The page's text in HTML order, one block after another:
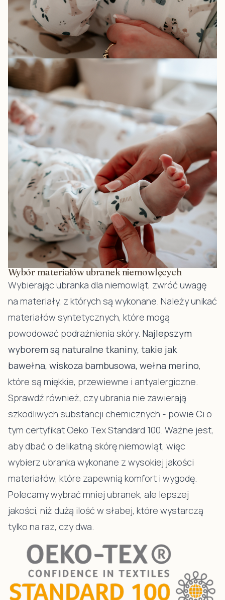
Wybór materiałów ubranek niemowlęcych
Wybierając ubranka dla niemowląt, zwróć uwagę
na materiały, z których są wykonane. Należy unikać
materiałów syntetycznych, które mogą
powodować podrażnienia skóry. Najlepszym
wyborem są naturalne tkaniny, takie jak
bawełna, wiskoza bambusowa, wełna merino,
które są miękkie, przewiewne i antyalergiczne.
Sprawdź również, czy ubrania nie zawierają
szkodliwych substancji chemicznych - powie Ci o
tym certyfikat Oeko Tex Standard 100. Ważne jest,
aby dbać o delikatną skórę niemowląt, więc
wybierz ubranka wykonane z wysokiej jakości
materiałów, które zapewnią komfort i wygodę.
Polecamy wybrać mniej ubranek, ale lepszej
jakości, niż dużą ilość w słabej, które wystarczą
tylko na raz, czy dwa.